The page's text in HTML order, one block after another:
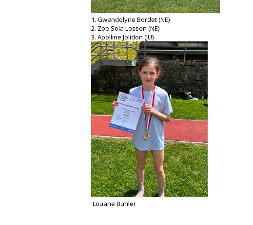
1. Gwendolyne Bordet (NE)
2. Zoe Sola Losson (NE)
3. Apolline Jolidon (JU)
Louane Bühler